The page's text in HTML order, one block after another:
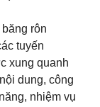
rôn
tuyến
xung quanh
dung, công
nhiệm vụ